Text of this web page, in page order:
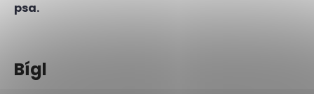
psa.
Bígl